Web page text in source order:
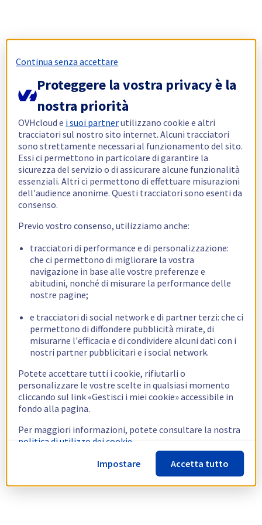
Continua senza accettare
Proteggere la vostra privacy è la
nostra priorità
OVHcloud e i suoi partnerutilizzano cookie e altri
tracciatori sul nostro sito internet. Alcuni tracciatori
sono strettamente necessari al funzionamento del sito.
Essi ci permettono in particolare di garantire la
sicurezza del servizio o di assicurare alcune funzionalità
essenziali. Altri ci permettono di effettuare misurazioni
dell'audience anonime. Questi tracciatori sono esenti da
consenso.
Previo vostro consenso, utilizziamo anche:
tracciatori di performance e di personalizzazione:
che ci permettono di migliorare la vostra
navigazione in base alle vostre preferenze e
abitudini, nonché di misurare la performance delle
nostre pagine;
e tracciatori di social network e di partner terzi: che ci
permettono di diffondere pubblicità mirate, di
misurarne l'efficacia e di condividere alcuni dati con i
nostri partner pubblicitari e i social network.
Potete accettare tutti i cookie, rifiutarli o
personalizzare le vostre scelte in qualsiasi momento
cliccando sul link «Gestisci i miei cookie» accessibile in
fondo alla pagina.
Per maggiori informazioni, potete consultare la nostra
politica di utilizzo dei cookie.
Impostare
Accetta tutto